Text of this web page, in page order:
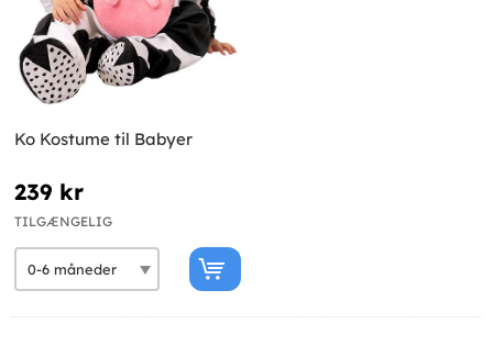
Ko Kostume til Babyer
239 kr
TILGÆNGELIG